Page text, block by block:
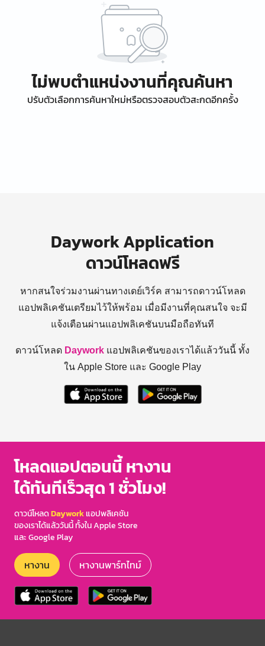
ไม่พบตำแหน่งงานที่คุณค้นหา
ปรับตัวเลือกการค้นหาใหม่หรือตรวจสอบตัวสะกดอีกครั้ง
Daywork Application
ดาวน์โหลดฟรี
หากสนใจร่วมงานผ่านทางเดย์เวิร์ค สามารถดาวน์โหลด
แอปพลิเคชันเตรียมไว้ให้พร้อม เมื่อมีงานที่คุณสนใจ จะมี
แจ้งเตือนผ่านแอปพลิเคชันบนมือถือทันที
ดาวน์โหลด Daywork แอปพลิเคชันของเราได้แล้ววันนี้ ทั้ง
ใน Apple Store และ Google Play
โหลดแอปตอนนี้ หางาน
ได้ทันทีเร็วสุด 1 ชั่วโมง!
ดาวน์โหลดDayworkแอปพลิเคชัน
ของเราได้แล้ววันนี้ ทั้งใน Apple Store
และ Google Play
หางาน หางานพาร์ทไทม์